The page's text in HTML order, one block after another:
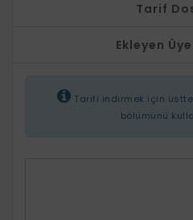
Tarif
Ekleyen
Tarifi indirmek için
bölümünü